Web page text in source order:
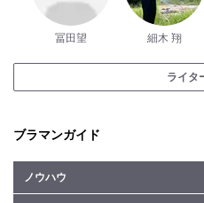
冨田望 細木 翔
ライタ
ブラマンガイド
ノウハウ